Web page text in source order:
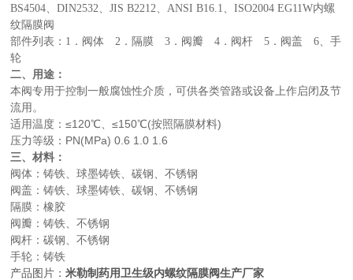
BS4504、DIN2532、JIS B2212、ANSI B16.1、ISO2004 EG11W内螺
纹隔膜阀
部件列表：1．阀体 2．隔膜 3．阀瓣 4．阀杆 5．阀盖 6、手
轮
二、用途：
本阀专用于控制一般腐蚀性介质，可供各类管路或设备上作启闭及节
流用。
适用温度：≤120℃、≤150℃(按照隔膜材料)
压力等级：PN(MPa) 0.6 1.0 1.6
三、材料：
阀体：铸铁、球墨铸铁、碳钢、不锈钢
阀盖：铸铁、球墨铸铁、碳钢、不锈钢
隔膜：橡胶
阀瓣：铸铁、不锈钢
阀杆：碳钢、不锈钢
手轮：铸铁
产品图片：米勒制药用卫生级内螺纹隔膜阀生产厂家